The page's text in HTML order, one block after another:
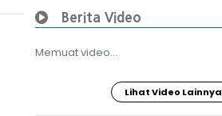
Berita Video
Memuat video...
Lihat Video Lainnya